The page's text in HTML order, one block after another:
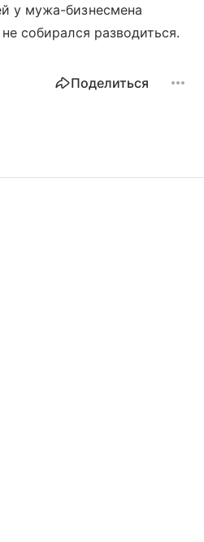
у мужа-бизнесмена
собирался разводиться.
Поделиться